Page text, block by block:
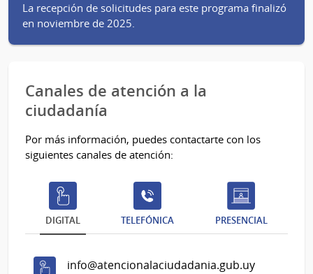
La recepción de solicitudes para este programa finalizó
en noviembre de 2025.
Canales de atención a la
ciudadanía
Por más información, puedes contactarte con los
siguientes canales de atención:
DIGITAL TELEFÓNICA PRESENCIAL
info@atencionalaciudadania.gub.uy